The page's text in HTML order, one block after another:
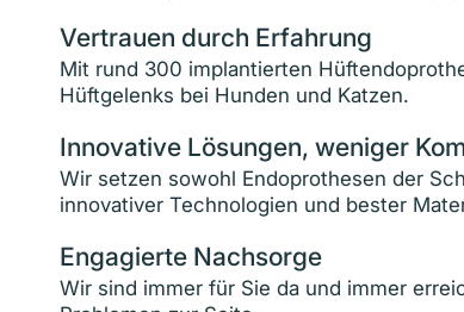
Vertrauen durch Erfahrung
Mit rund 300 implantierten
Hüftgelenks bei Hunden und Katzen.
Innovative Lösungen, weniger
Wir setzen sowohl Endoprothesen der
innovativer Technologien und bester
Engagierte Nachsorge
Wir sind immer für Sie da und immer